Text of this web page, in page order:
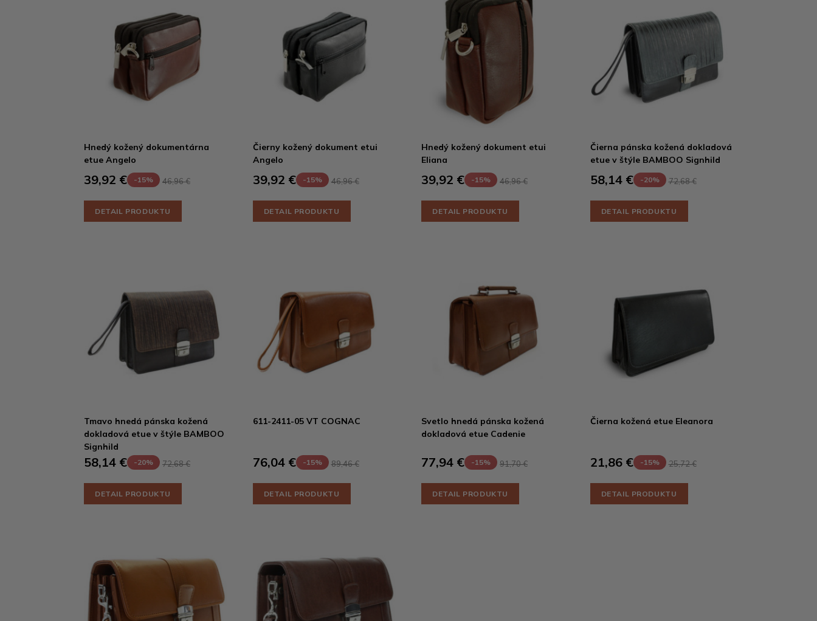
Hnedý kožený dokumentárna
etue Angelo
39,92 € -15% 46,96 €
DETAIL PRODUKTU
Čierny kožený dokument etui
Angelo
39,92 € -15% 46,96 €
DETAIL PRODUKTU
Hnedý kožený dokument etui
Eliana
39,92 € -15% 46,96 €
DETAIL PRODUKTU
Čierna pánska kožená dokladová
etue v štýle BAMBOO Signhild
58,14 € -20% 72,68 €
DETAIL PRODUKTU
Tmavo hnedá pánska kožená
dokladová etue v štýle BAMBOO
Signhild
58,14 € -20% 72,68 €
DETAIL PRODUKTU
611-2411-05 VT COGNAC
76,04 € -15% 89,46 €
DETAIL PRODUKTU
Svetlo hnedá pánska kožená
dokladová etue Cadenie
77,94 € -15% 91,70 €
DETAIL PRODUKTU
Čierna kožená etue Eleanora
21,86 € -15% 25,72 €
DETAIL PRODUKTU